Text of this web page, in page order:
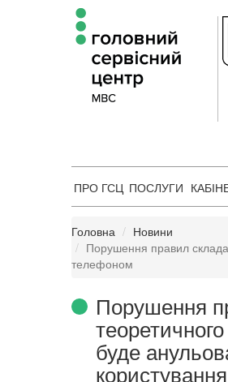
ПРО ГСЦ ПОСЛУГИ
Головна
Новини
Порушення правил
телефоном
Порушення
буде